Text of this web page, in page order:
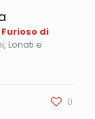
di
Lonati e
0